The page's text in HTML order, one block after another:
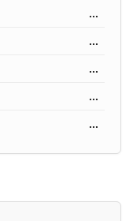
...
...
...
...
...